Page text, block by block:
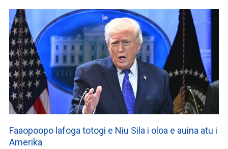
Faaopoopo lafoga totogi e Niu Sila i oloa e auina atu i
Amerika